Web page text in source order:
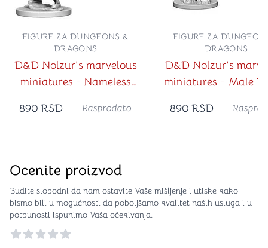
D&D Nolzur's marvelous
miniatures - Nameless
FIGURE ZA DUNGEONS &
DRAGONS
890 RSD Rasprodato
D&D Nolzur's
miniatures - Male
FIGURE ZA
DRAGONS
890 RSD
Ocenite proizvod
Budite slobodni da nam ostavite Vaše mišljenje i utiske kako
bismo bili u mogućnosti da poboljšamo kvalitet naših usluga i u
potpunosti ispunimo Vaša očekivanja.
Reviews